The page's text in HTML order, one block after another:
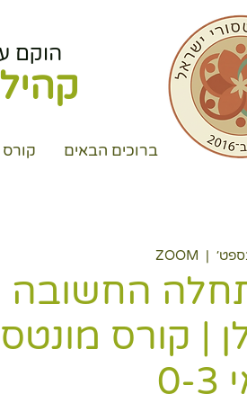
הוקם
ברוכים הבאים קורס
  |
ZOOM
החשובה
| קורס